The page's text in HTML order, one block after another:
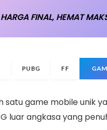
FINAL, HEMAT
PUBG FF
satu game mobile unik
luar angkasa yang